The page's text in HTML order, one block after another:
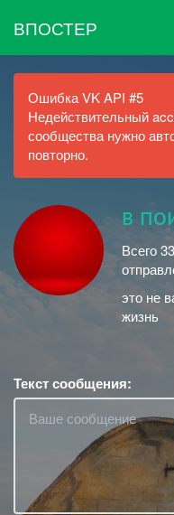
ВПОСТЕР
Ошибка VK API #5
Недействительный
сообщества нужно
повторно.
в
Всего
это не
жизнь
Текст сообщения: